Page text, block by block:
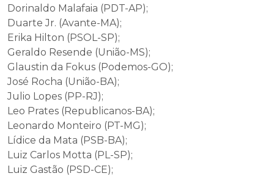
Dorinaldo Malafaia (PDT-AP);
Duarte Jr. (Avante-MA);
Erika Hilton (PSOL-SP);
Geraldo Resende (União-MS);
Glaustin da Fokus (Podemos-GO);
José Rocha (União-BA);
Julio Lopes (PP-RJ);
Leo Prates (Republicanos-BA);
Leonardo Monteiro (PT-MG);
Lídice da Mata (PSB-BA);
Luiz Carlos Motta (PL-SP);
Luiz Gastão (PSD-CE);